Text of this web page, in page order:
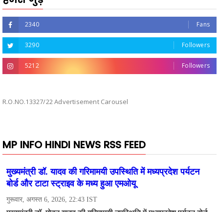
2340 Fans
3290 Followers
5212 Followers
R.O.NO.13327/22 Advertisement Carousel
MP INFO HINDI NEWS RSS FEED